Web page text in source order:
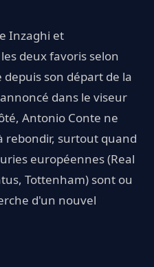
Inzaghi et
deux favoris selon
depuis son départ de la
dans le viseur
Antonio Conte ne
rebondir, surtout quand
européennes (Real
Tottenham) sont ou
d'un nouvel